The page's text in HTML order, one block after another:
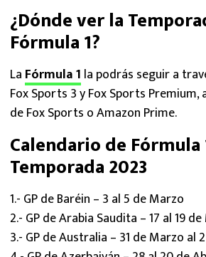
¿Dónde ver la
Fórmula 1?
La Fórmula 1 la podrás seguir a
Fox Sports 3 y Fox Sports Premium,
de Fox Sports o Amazon Prime.
Calendario de Fórmula
Temporada 2023
1.- GP de Baréin – 3 al 5 de Marzo
2.- GP de Arabia Saudita – 17 al 19
3.- GP de Australia – 31 de Marzo al